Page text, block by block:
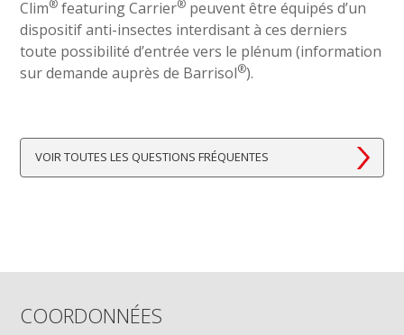
Clim® featuring Carrier® peuvent être équipés d’un
dispositif anti-insectes interdisant à ces derniers
toute possibilité d’entrée vers le plénum (information
sur demande auprès de Barrisol®).
VOIR TOUTES LES QUESTIONS FRÉQUENTES
COORDONNÉES